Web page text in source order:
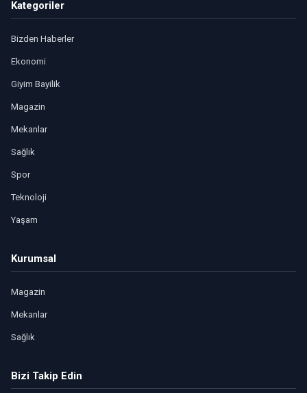
Kategoriler
Bizden Haberler
Ekonomi
Giyim Bayilik
Magazin
Mekanlar
Sağlık
Spor
Teknoloji
Yaşam
Kurumsal
Magazin
Mekanlar
Sağlık
Bizi Takip Edin